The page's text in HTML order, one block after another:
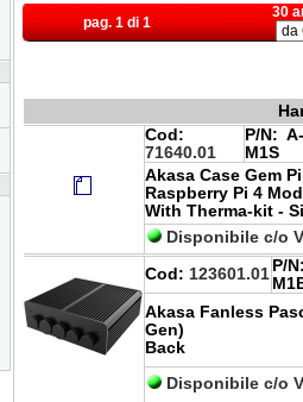
pag. 1 di 1
30
Cod:
71640.01
P/N:
M1S
Akasa Case Gem
Raspberry Pi 4
With Therma-kit -
Disponibile c/o
Cod: 123601.01 P/
Akasa Fanless
Gen)
Back
Disponibile c/o